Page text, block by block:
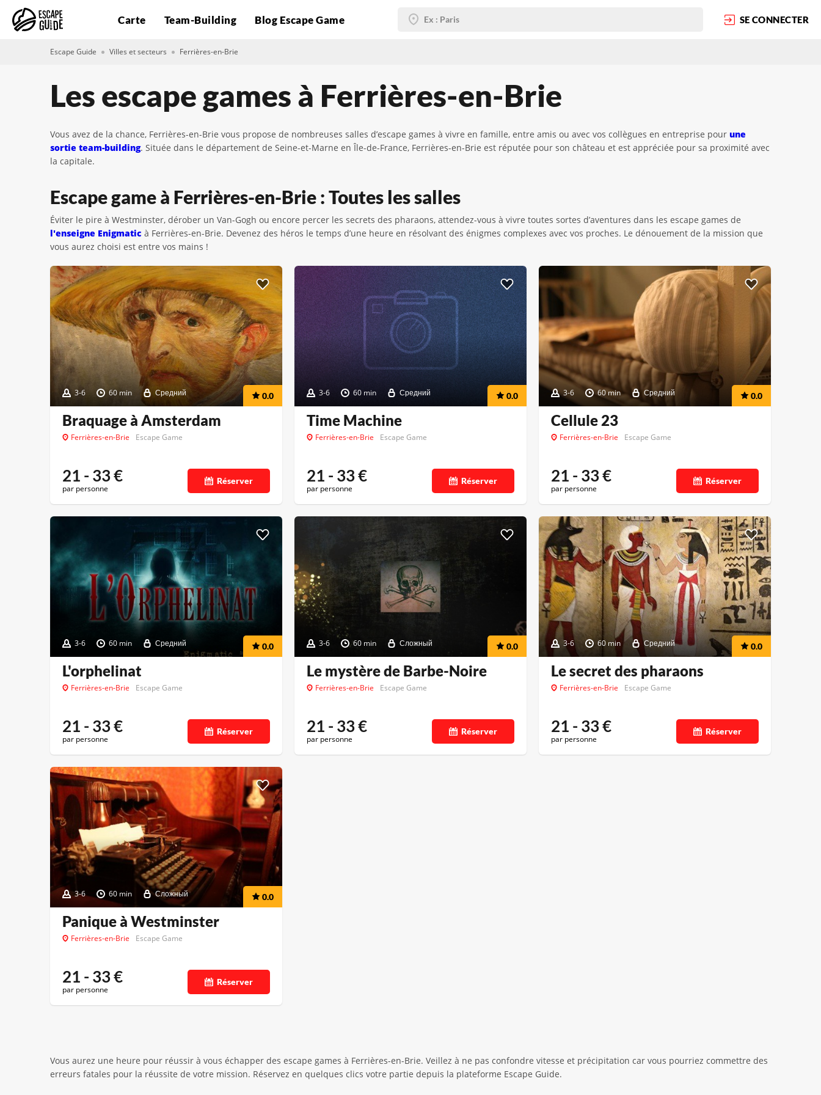
Carte Team-Building Blog Escape Game SE CONNECTER
Escape Guide Villes et secteurs Ferrières-en-Brie
Les escape games à Ferrières-en-Brie
Vous avez de la chance, Ferrières-en-Brie vous propose de nombreuses salles d’escape games à vivre en famille, entre amis ou avec vos collègues en entreprise pour une
sortie team-building. Située dans le département de Seine-et-Marne en Île-de-France, Ferrières-en-Brie est réputée pour son château et est appréciée pour sa proximité avec
la capitale.
Escape game à Ferrières-en-Brie : Toutes les salles
Éviter le pire à Westminster, dérober un Van-Gogh ou encore percer les secrets des pharaons, attendez-vous à vivre toutes sortes d’aventures dans les escape games de
l'enseigne Enigmatic à Ferrières-en-Brie. Devenez des héros le temps d’une heure en résolvant des énigmes complexes avec vos proches. Le dénouement de la mission que
vous aurez choisi est entre vos mains !
3-6 60 min Средний 0.0
Braquage à Amsterdam
Ferrières-en-Brie Escape Game
21 - 33€
par personne
Réserver
3-6 60 min Средний 0.0
Time Machine
Ferrières-en-Brie Escape Game
21 - 33€
par personne
Réserver
3-6 60 min Средний 0.0
Cellule 23
Ferrières-en-Brie Escape Game
21 - 33€
par personne
Réserver
3-6 60 min Средний 0.0
L'orphelinat
Ferrières-en-Brie Escape Game
21 - 33€
par personne
Réserver
3-6 60 min Сложный 0.0
Le mystère de Barbe-Noire
Ferrières-en-Brie Escape Game
21 - 33€
par personne
Réserver
3-6 60 min Средний 0.0
Le secret des pharaons
Ferrières-en-Brie Escape Game
21 - 33€
par personne
Réserver
3-6 60 min Сложный 0.0
Panique à Westminster
Ferrières-en-Brie Escape Game
21 - 33€
par personne
Réserver
Vous aurez une heure pour réussir à vous échapper des escape games à Ferrières-en-Brie. Veillez à ne pas confondre vitesse et précipitation car vous pourriez commettre des
erreurs fatales pour la réussite de votre mission. Réservez en quelques clics votre partie depuis la plateforme Escape Guide.